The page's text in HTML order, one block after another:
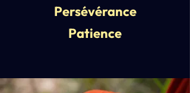
Persévérance
Patience